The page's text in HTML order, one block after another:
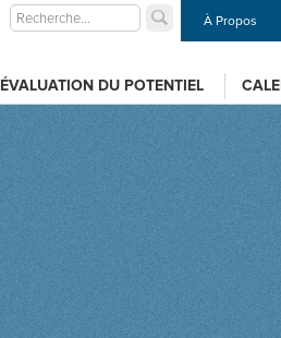
À Propos
ÉVALUATION DU POTENTIEL